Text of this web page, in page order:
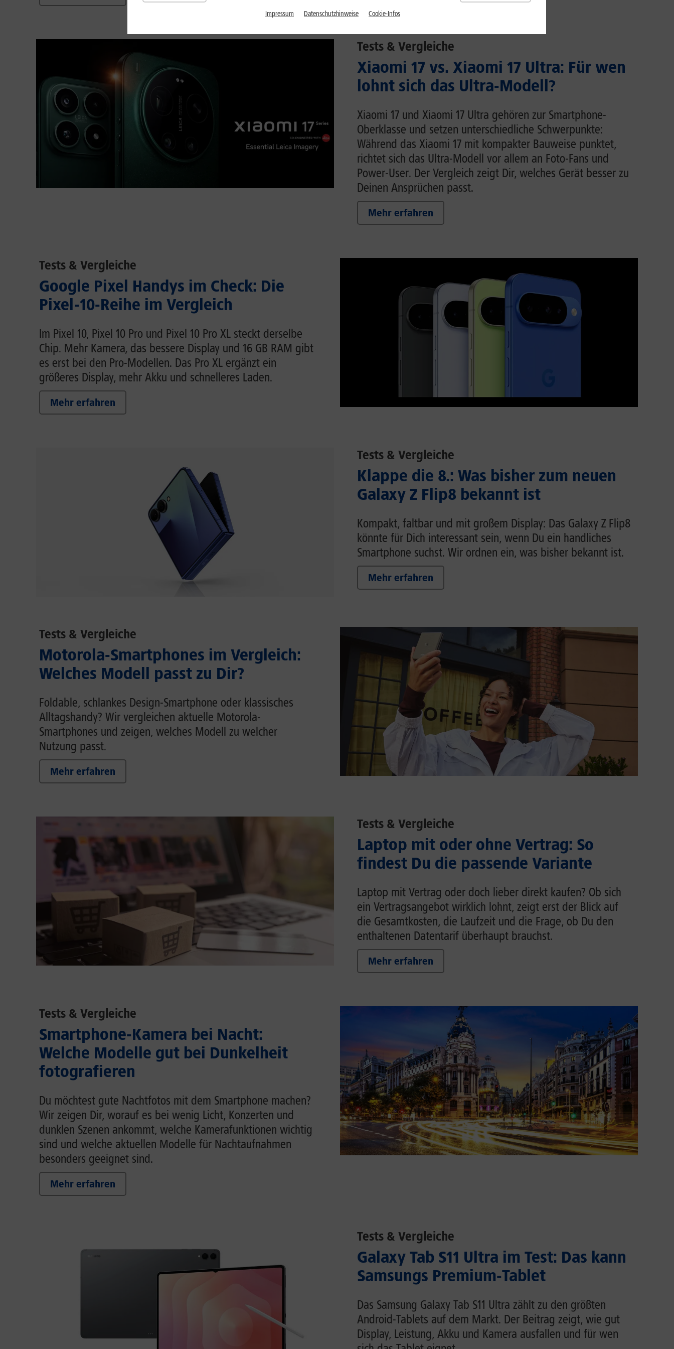
Tests & Vergleiche
Xiaomi 17 vs. Xiaomi 17 Ultra: Für wen
lohnt sich das Ultra-Modell?
Xiaomi 17 und Xiaomi 17 Ultra gehören zur Smartphone-
Oberklasse und setzen unterschiedliche Schwerpunkte:
Während das Xiaomi 17 mit kompakter Bauweise punktet,
richtet sich das Ultra-Modell vor allem an Foto-Fans und
Power-User. Der Vergleich zeigt Dir, welches Gerät besser zu
Deinen Ansprüchen passt.
Mehr erfahren
Tests & Vergleiche
Google Pixel Handys im Check: Die
Pixel-10-Reihe im Vergleich
Im Pixel 10, Pixel 10 Pro und Pixel 10 Pro XL steckt derselbe
Chip. Mehr Kamera, das bessere Display und 16 GB RAM gibt
es erst bei den Pro-Modellen. Das Pro XL ergänzt ein
größeres Display, mehr Akku und schnelleres Laden.
Mehr erfahren
Tests & Vergleiche
Klappe die 8.: Was bisher zum neuen
Galaxy Z Flip8 bekannt ist
Kompakt, faltbar und mit großem Display: Das Galaxy Z Flip8
könnte für Dich interessant sein, wenn Du ein handliches
Smartphone suchst. Wir ordnen ein, was bisher bekannt ist.
Mehr erfahren
Tests & Vergleiche
Motorola-Smartphones im Vergleich:
Welches Modell passt zu Dir?
Foldable, schlankes Design-Smartphone oder klassisches
Alltagshandy? Wir vergleichen aktuelle Motorola-
Smartphones und zeigen, welches Modell zu welcher
Nutzung passt.
Mehr erfahren
Tests & Vergleiche
Laptop mit oder ohne Vertrag: So
findest Du die passende Variante
Laptop mit Vertrag oder doch lieber direkt kaufen? Ob sich
ein Vertragsangebot wirklich lohnt, zeigt erst der Blick auf
die Gesamtkosten, die Laufzeit und die Frage, ob Du den
enthaltenen Datentarif überhaupt brauchst.
Mehr erfahren
Tests & Vergleiche
Smartphone-Kamera bei Nacht:
Welche Modelle gut bei Dunkelheit
fotografieren
Du möchtest gute Nachtfotos mit dem Smartphone machen?
Wir zeigen Dir, worauf es bei wenig Licht, Konzerten und
dunklen Szenen ankommt, welche Kamerafunktionen wichtig
sind und welche aktuellen Modelle für Nachtaufnahmen
besonders geeignet sind.
Mehr erfahren
Tests & Vergleiche
Galaxy Tab S11 Ultra im Test: Das kann
Samsungs Premium-Tablet
Das Samsung Galaxy Tab S11 Ultra zählt zu den größten
Android-Tablets auf dem Markt. Der Beitrag zeigt, wie gut
Display, Leistung, Akku und Kamera ausfallen und für wen
Impressum Datenschutzhinweise Cookie-Infos